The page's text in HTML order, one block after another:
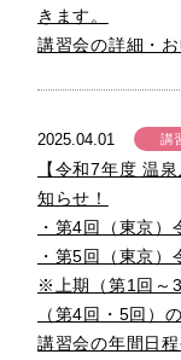
きます。
講習会の詳細・
2025.04.01 講
【令和7年度 温
知らせ！
・第4回（東京
・第5回（東京）
※上期（第1回～
（第4回・5回）
講習会の年間日